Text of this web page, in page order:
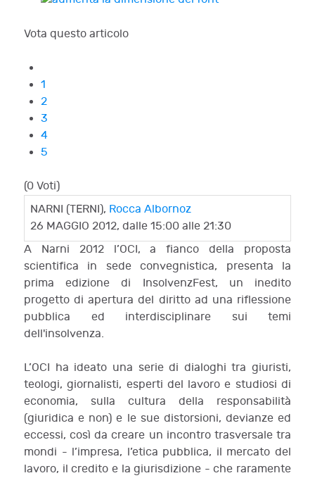
Vota questo articolo
1
2
3
4
5
(0 Voti)
NARNI (TERNI), Rocca Albornoz
26 MAGGIO 2012, dalle 15:00 alle 21:30
A Narni 2012 l’OCI, a fianco della proposta
scientifica in sede convegnistica, presenta la
prima edizione di InsolvenzFest, un inedito
progetto di apertura del diritto ad una riflessione
pubblica ed interdisciplinare sui temi
dell'insolvenza.
L’OCI ha ideato una serie di dialoghi tra giuristi,
teologi, giornalisti, esperti del lavoro e studiosi di
economia, sulla cultura della responsabilità
(giuridica e non) e le sue distorsioni, devianze ed
eccessi, così da creare un incontro trasversale tra
mondi - l’impresa, l’etica pubblica, il mercato del
lavoro, il credito e la giurisdizione - che raramente